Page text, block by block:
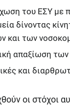
του ΕΣΥ με
δίνοντας
και των
απαξίωση
και
οι στόχοι